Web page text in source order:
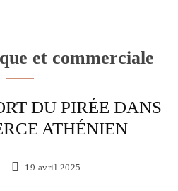
et commerciale
DU PIRÉE DANS
ATHÉNIEN
19 avril 2025